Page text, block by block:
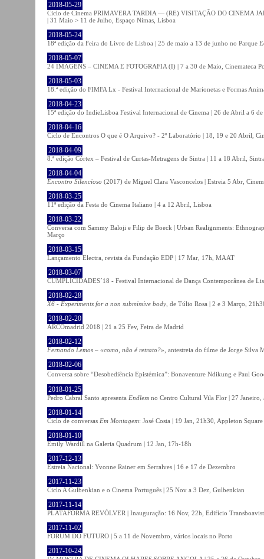
2018-05-29
Ciclo de Cinema PRIMAVERA TARDIA — (RE) VISITAÇÃO DO CINEMA
| 31 Maio > 11 de Julho, Espaço Nimas, Lisboa
2018-05-24
18ª edição da Feira do Livro de Lisboa | 25 de maio a 13 de junho no Parque
2018-05-07
24 IMAGENS – CINEMA E FOTOGRAFIA (I) | 7 a 30 de Maio, Cinemateca
2018-05-03
18.ª edição do FIMFA Lx - Festival Internacional de Marionetas e Formas
2018-04-23
15ª edição do IndieLisboa Festival Internacional de Cinema | 26 de Abril a 6
2018-04-16
Ciclo de Encontros O que é O Arquivo? - 2º Laboratório | 18, 19 e 20 Abril,
2018-04-09
8.ª edição Córtex – Festival de Curtas-Metragens de Sintra | 11 a 18 Abril,
2018-04-04
Encontro Silencioso (2017) de Miguel Clara Vasconcelos | Estreia 5 Abr,
2018-03-25
11ª edição da Festa do Cinema Italiano | 4 a 12 Abril, Lisboa
2018-03-22
Conversa com Sammy Baloji e Filip de Boeck | Urban Realignments:
Março
2018-03-15
Lançamento Electra, revista da Fundação EDP | 17 Mar, 17h, MAAT
2018-03-07
CUMPLICIDADES´18 - Festival Internacional de Dança Contemporânea de
2018-02-28
X6 - Experiments for a non submissive body , de Túlio Rosa | 2 e 3 Março,
2018-02-20
ARCOmadrid 2018 | 21 a 25 Fev, Feira de Madrid
2018-02-12
Fernando Lemos – «como, não é retrato?» , antestreia do filme de Jorge Silva
2018-02-06
Conversa sobre “Desobediência Epistémica”: Bonaventure Ndikung e Paul
2018-01-25
Pedro Cabral Santo apresenta Endless no Centro Cultural Vila Flor | 27 Janeiro,
2018-01-14
Ciclo de conversas Em Montagem: José Costa | 19 Jan, 21h30, Appleton Square
2018-01-10
Emily Wardill na Galeria Quadrum | 12 Jan, 17h-18h
2017-12-13
Estreia Nacional: Yvonne Rainer em Serralves | 16 e 17 de Dezembro
2017-11-23
Ciclo A Gulbenkian e o Cinema Português | 25 Nov a 3 Dez, Gulbenkian
2017-11-14
PLATAFORMA REVÓLVER | Inauguração: 16 Nov, 22h, Edifício
2017-11-02
FÓRUM DO FUTURO | 5 a 11 de Novembro, vários locais no Porto
2017-10-24